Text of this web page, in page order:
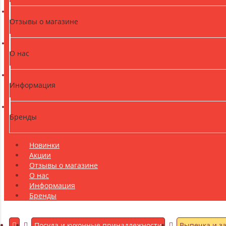
Отзывы о магазине
О нас
Информация
Бренды
Новинки
Акции
Отзывы о магазине
О нас
Информация
Бренды